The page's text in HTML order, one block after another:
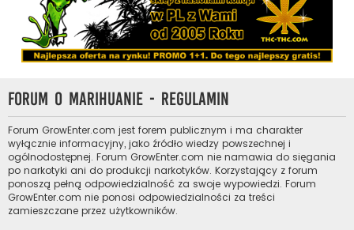
Forum o Marihuanie - Regulamin
Forum GrowEnter.com jest forem publicznym i ma charakter
wyłącznie informacyjny, jako źródło wiedzy powszechnej i
ogólnodostępnej. Forum GrowEnter.com nie namawia do sięgania
po narkotyki ani do produkcji narkotyków. Korzystający z forum
ponoszą pełną odpowiedzialność za swoje wypowiedzi. Forum
GrowEnter.com nie ponosi odpowiedzialności za treści
zamieszczane przez użytkowników.